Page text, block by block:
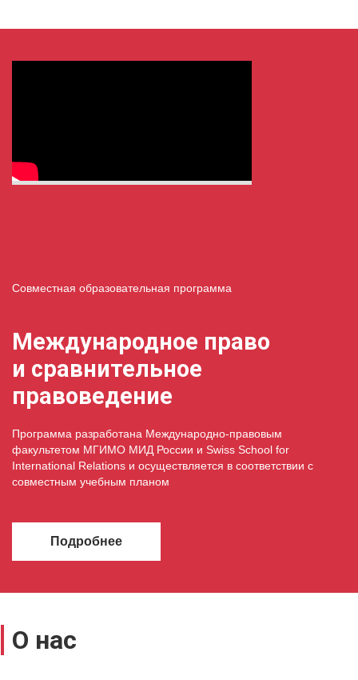
Совместная образовательная программа
Международное право
и сравнительное
правоведение
Программа разработана Международно-правовым
факультетом МГИМО МИД России и Swiss School for
International Relations и осуществляется в соответствии с
совместным учебным планом
Подробнее
О нас